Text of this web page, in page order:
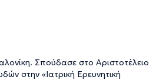
Σπούδασε στο Αριστοτέλειο
στην «Ιατρική Ερευνητική